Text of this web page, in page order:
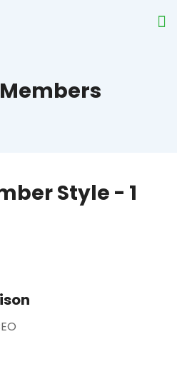
Style - 1